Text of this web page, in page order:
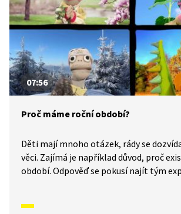
07:56
Proč máme roční období?
Děti mají mnoho otázek, rády se
věci. Zajímá je například důvod, proč
období. Odpověď se pokusí najít tým
změny ročních období?